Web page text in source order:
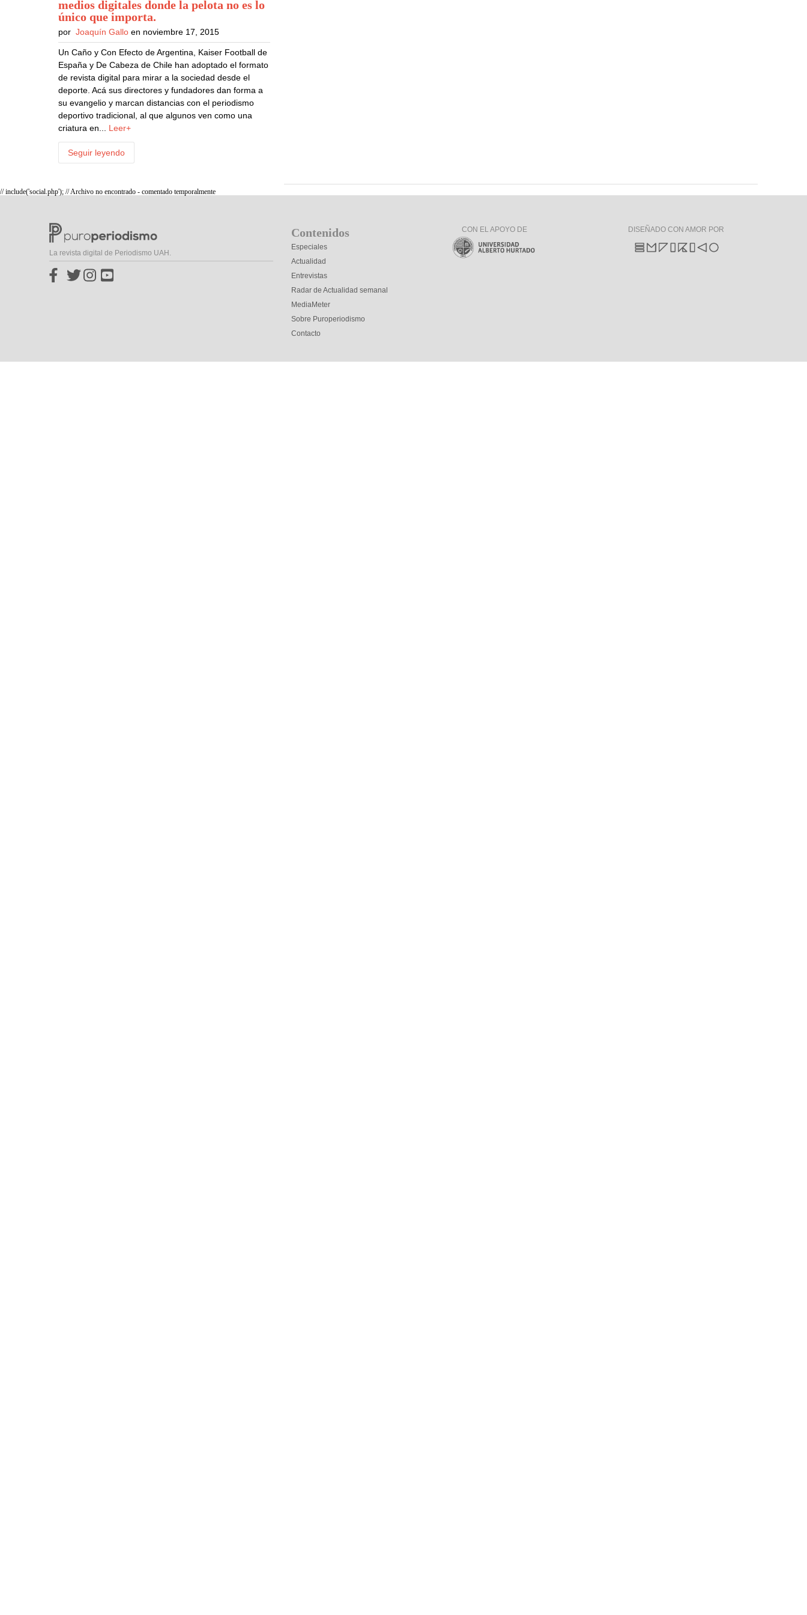
medios digitales donde la pelota no es lo
único que importa.
porJoaquín Gallo en noviembre 17, 2015
Un Caño y Con Efecto de Argentina, Kaiser Football de
España y De Cabeza de Chile han adoptado el formato
de revista digital para mirar a la sociedad desde el
deporte. Acá sus directores y fundadores dan forma a
su evangelio y marcan distancias con el periodismo
deportivo tradicional, al que algunos ven como una
criatura en... Leer+
Seguir leyendo
// include('social.php'); // Archivo no encontrado - comentado temporalmente
La revista digital de Periodismo UAH.
Contenidos
Especiales
Actualidad
Entrevistas
Radar de Actualidad semanal
MediaMeter
Sobre Puroperiodismo
Contacto
CON EL APOYO DE DISEÑADO CON AMOR POR